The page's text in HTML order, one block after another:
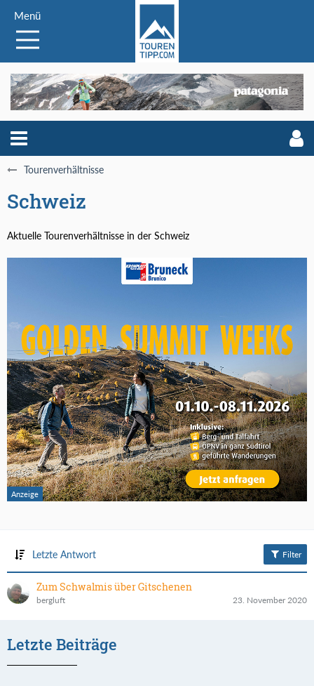
Menü
Tourenverhältnisse
Schweiz
Aktuelle Tourenverhältnisse in der Schweiz
Letzte Antwort Filter
Zum Schwalmis über Gitschenen
bergluft 23. November 2020
Letzte Beiträge